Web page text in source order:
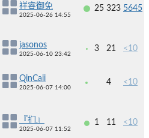
祥睿御免
2025-06-26 14:55
25 323 5645
jasonos
2025-06-10 23:42
3 21 <10
QinCaii
2025-06-07 14:00
4 <10
『扪』
2025-06-07 11:52
1 11 <10